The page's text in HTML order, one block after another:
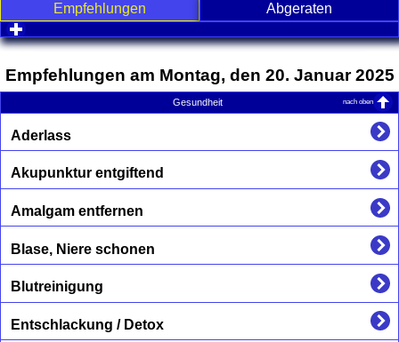
Empfehlungen
Abgeraten
click to expand contents
Empfehlungen am Montag, den 20. Januar 2025
Gesundheit nach oben
Aderlass
Akupunktur entgiftend
Amalgam entfernen
Blase, Niere schonen
Blutreinigung
Entschlackung / Detox